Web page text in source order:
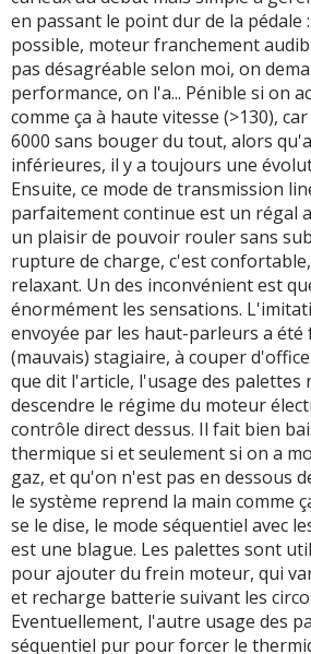
en passant le point dur de la pédale
possible, moteur franchement
pas désagréable selon moi, on
performance, on l'a... Pénible si on
comme ça à haute vitesse (>130),
6000 sans bouger du tout, alors
inférieures, il y a toujours une
Ensuite, ce mode de transmission
parfaitement continue est un régal
un plaisir de pouvoir rouler sans
rupture de charge, c'est
relaxant. Un des inconvénient est
énormément les sensations.
envoyée par les haut-parleurs a été
(mauvais) stagiaire, à couper
que dit l'article, l'usage des palettes
descendre le régime du moteur
contrôle direct dessus. Il fait bien
thermique si et seulement si on a
gaz, et qu'on n'est pas en dessous
le système reprend la main comme
se le dise, le mode séquentiel avec
est une blague. Les palettes sont
pour ajouter du frein moteur, qui
et recharge batterie suivant les
Eventuellement, l'autre usage des
séquentiel pur pour forcer le